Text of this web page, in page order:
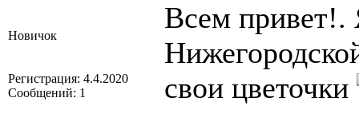
Новичок
Регистрация: 4.4.2020
Сообщений: 1
Всем привет!.
свои цветочки